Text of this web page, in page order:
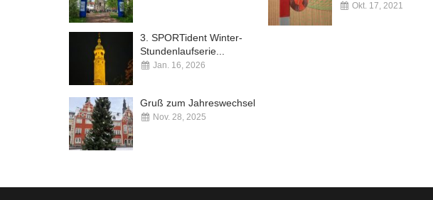
3. SPORTident Winter-
Stundenlaufserie...
Jan. 16, 2026
Gruß zum Jahreswechsel
Nov. 28, 2025
Okt. 17, 2021